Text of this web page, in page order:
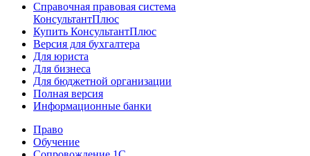
Справочная правовая система
КонсультантПлюс
Купить КонсультантПлюс
Версия для бухгалтера
Для юриста
Для бизнеса
Для бюджетной организации
Полная версия
Информационные банки
Право
Обучение